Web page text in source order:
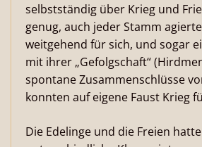
selbstständig über Krieg und
genug, auch jeder Stamm
weitgehend für sich, und sogar
mit ihrer „Gefolgschaft“
spontane Zusammenschlüsse
konnten auf eigene Faust Krieg
Die Edelinge und die Freien